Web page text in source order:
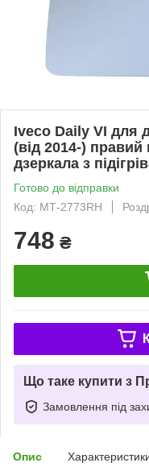
Iveco Daily VI для
(від 2014-)
дзеркала з
Готово до відправки
Код: МТ-2773RH
748 ₴
Що таке купити з
Замовлення під
Опис